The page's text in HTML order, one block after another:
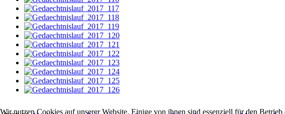
Wir nutzen Cookies auf unserer Website. Einige von ihnen sind essenziell für den